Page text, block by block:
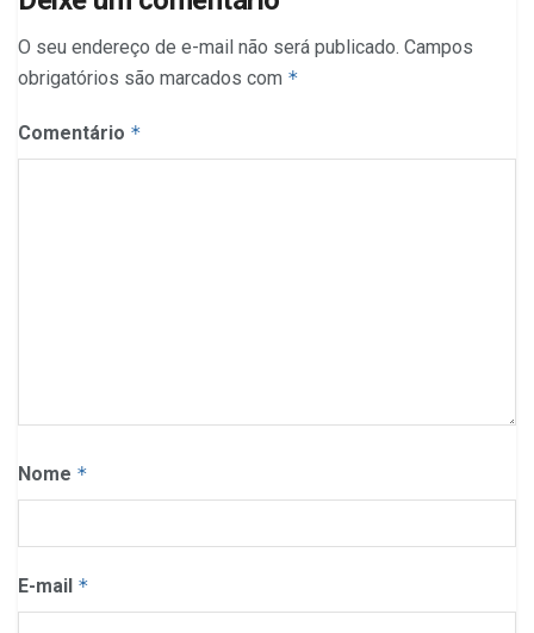
O seu endereço de e-mail não será publicado. Campos
obrigatórios são marcados com *
Comentário *
Nome *
E-mail *